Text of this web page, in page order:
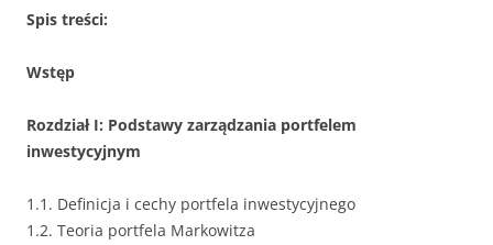
Spis treści:
Wstęp
Rozdział I: Podstawy zarządzania portfelem
inwestycyjnym
1.1. Definicja i cechy portfela inwestycyjnego
1.2. Teoria portfela Markowitza